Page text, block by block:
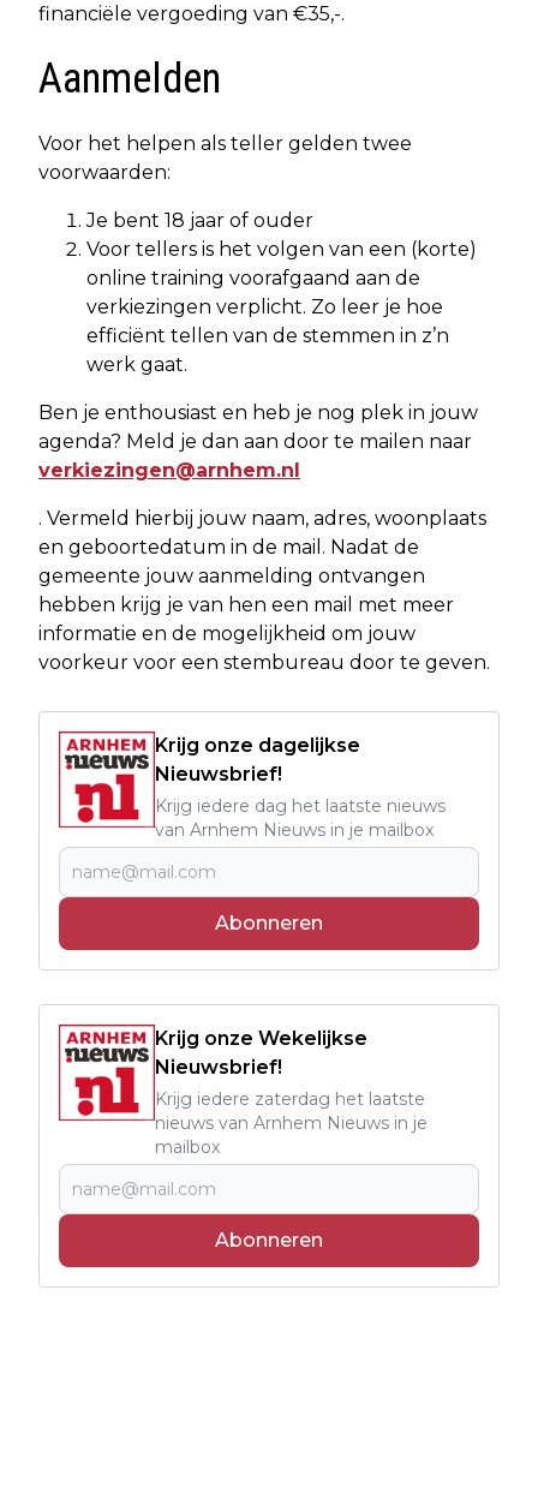
financiële vergoeding van €35,-.
Aanmelden
Voor het helpen als teller gelden twee
voorwaarden:
Je bent 18 jaar of ouder
Voor tellers is het volgen van een (korte)
online training voorafgaand aan de
verkiezingen verplicht. Zo leer je hoe
efficiënt tellen van de stemmen in z’n
werk gaat.
Ben je enthousiast en heb je nog plek in jouw
agenda? Meld je dan aan door te mailen naar
verkiezingen@arnhem.nl
. Vermeld hierbij jouw naam, adres, woonplaats
en geboortedatum in de mail. Nadat de
gemeente jouw aanmelding ontvangen
hebben krijg je van hen een mail met meer
informatie en de mogelijkheid om jouw
voorkeur voor een stembureau door te geven.
Krijg onze dagelijkse
Nieuwsbrief!
Krijg iedere dag het laatste nieuws
van Arnhem Nieuws in je mailbox
Abonneren
Krijg onze Wekelijkse
Nieuwsbrief!
Krijg iedere zaterdag het laatste
nieuws van Arnhem Nieuws in je
mailbox
Abonneren